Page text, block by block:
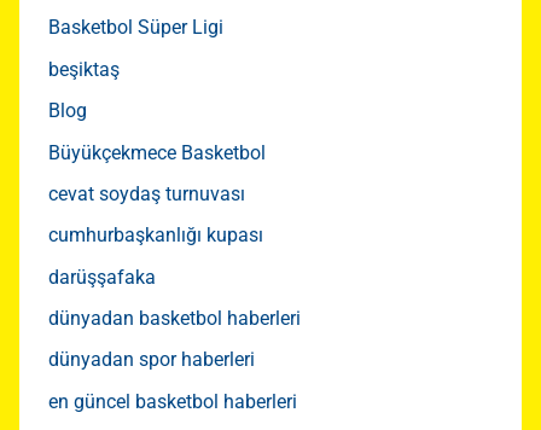
Basketbol Süper Ligi
beşiktaş
Blog
Büyükçekmece Basketbol
cevat soydaş turnuvası
cumhurbaşkanlığı kupası
darüşşafaka
dünyadan basketbol haberleri
dünyadan spor haberleri
en güncel basketbol haberleri